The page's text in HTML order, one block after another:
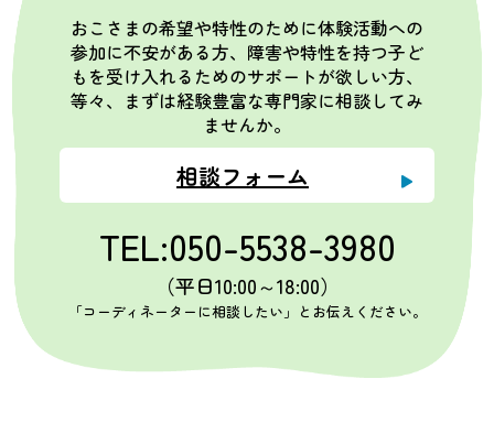
おこさまの希望や特性のために体験活動への
参加に不安がある方、障害や特性を持つ子ど
もを受け入れるためのサポートが欲しい方、
等々、まずは経験豊富な専門家に相談してみ
ませんか。
相談フォーム
TEL:050-5538-3980
（平日10:00～18:00）
「コーディネーターに相談したい」とお伝えください。